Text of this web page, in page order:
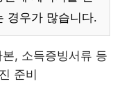
경우가 많습니다.
, 소득증빙서류 등
준비